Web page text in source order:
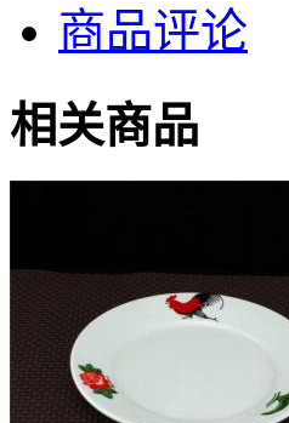
商品评论
相关商品